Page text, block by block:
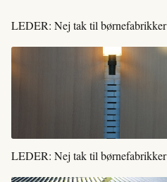
LEDER: Nej tak til børnefabrikker
LEDER: Nej tak til børnefabrikker